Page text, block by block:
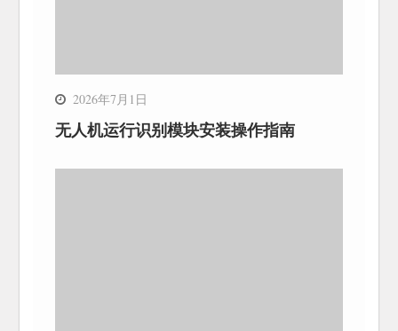
2026年7月1日
无人机运行识别模块安装操作指南